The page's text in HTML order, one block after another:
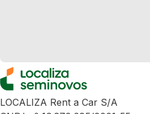
LOCALIZA Rent a Car S/A